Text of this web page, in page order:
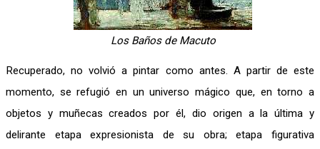
Los Baños de Macuto
Recuperado, no volvió a pintar como antes. A partir de este
momento, se refugió en un universo mágico que, en torno a
objetos y muñecas creados por él, dio origen a la última y
delirante etapa expresionista de su obra; etapa figurativa